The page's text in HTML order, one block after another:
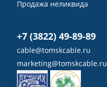
Продажа неликвида
+7 (3822) 49-89-89
cable@tomskcable.ru
marketing@tomskcable.ru